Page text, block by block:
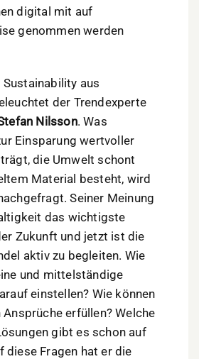
digital mit auf
genommen werden
aus
der Trendexperte
Nilsson. Was
Einsparung wertvoller
die Umwelt schont
Material besteht, wird
Seiner Meinung
das wichtigste
Zukunft und jetzt ist die
aktiv zu begleiten. Wie
und mittelständige
einstellen? Wie können
erfüllen? Welche
gibt es schon auf
diese Fragen hat er die